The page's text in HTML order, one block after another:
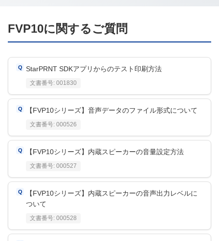
FVP10に関するご質問
StarPRNT SDKアプリからのテスト印刷方法
文書番号: 001830
【FVP10シリーズ】音声データのファイル形式について
文書番号: 000526
【FVP10シリーズ】内蔵スピーカーの音量設定方法
文書番号: 000527
【FVP10シリーズ】内蔵スピーカーの音声出力レベルに
ついて
文書番号: 000528